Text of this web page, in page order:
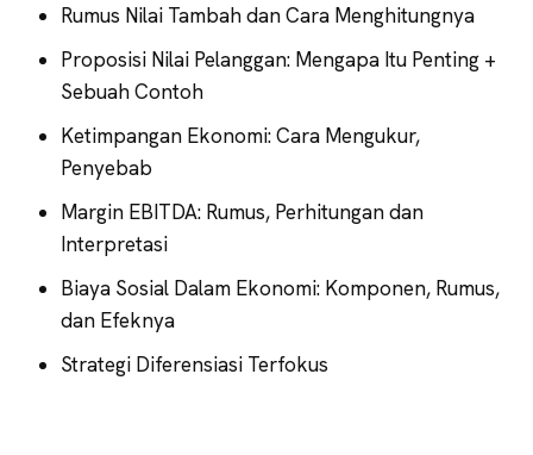
Rumus Nilai Tambah dan Cara Menghitungnya
Proposisi Nilai Pelanggan: Mengapa Itu Penting +
Sebuah Contoh
Ketimpangan Ekonomi: Cara Mengukur,
Penyebab
Margin EBITDA: Rumus, Perhitungan dan
Interpretasi
Biaya Sosial Dalam Ekonomi: Komponen, Rumus,
dan Efeknya
Strategi Diferensiasi Terfokus